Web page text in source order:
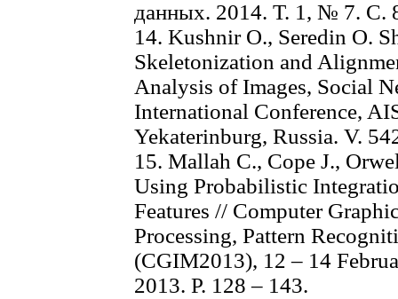
данных. 2014. T. 1, № 7. C.
14. Kushnir O., Seredin O.
Skeletonization and
Analysis of Images, Social
International Conference,
Yekaterinburg, Russia. V.
15. Mallah C., Cope J.,
Using Probabilistic
Features // Computer
Processing, Pattern
(CGIM2013), 12 – 14
2013. P. 128 – 143.